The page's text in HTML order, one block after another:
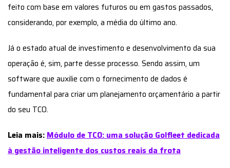
feito com base em valores futuros ou em gastos passados,
considerando, por exemplo, a média do último ano.
Já o estado atual de investimento e desenvolvimento da sua
operação é, sim, parte desse processo. Sendo assim, um
software que auxilie com o fornecimento de dados é
fundamental para criar um planejamento orçamentário a partir
do seu TCO.
Leia mais: Módulo de TCO: uma solução Golfleet dedicada
à gestão inteligente dos custos reais da frota